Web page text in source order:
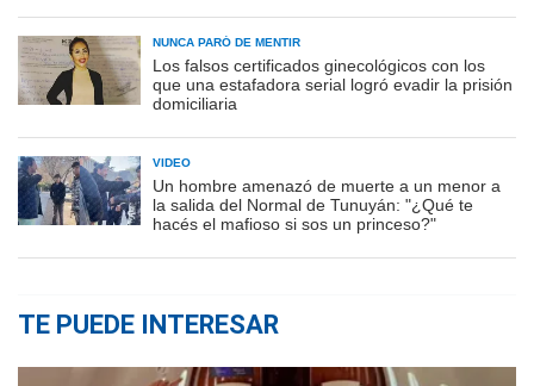
NUNCA PARÓ DE MENTIR
Los falsos certificados ginecológicos con los
que una estafadora serial logró evadir la prisión
domiciliaria
VIDEO
Un hombre amenazó de muerte a un menor a
la salida del Normal de Tunuyán: "¿Qué te
hacés el mafioso si sos un princeso?"
TE PUEDE INTERESAR